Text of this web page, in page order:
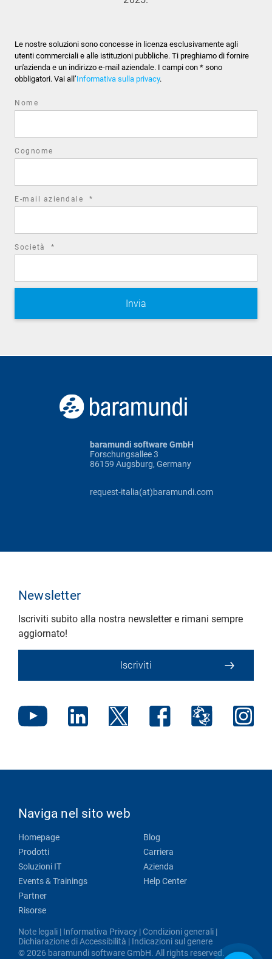
Le nostre soluzioni sono concesse in licenza esclusivamente agli
utenti commerciali e alle istituzioni pubbliche. Ti preghiamo di fornire
un'azienda e un indirizzo e-mail aziendale. I campi con * sono
obbligatori. Vai all’Informativa sulla privacy.
Nome
Cognome
E-mail aziendale *
Società *
baramundi software GmbH
Forschungsallee 3
86159 Augsburg, Germany
request-italia(at)baramundi.com
Newsletter
Iscriviti subito alla nostra newsletter e rimani sempre
aggiornato!
Iscriviti
Naviga nel sito web
Homepage
Prodotti
Soluzioni IT
Events & Trainings
Partner
Risorse
Blog
Carriera
Azienda
Help Center
Note legali | Informativa Privacy | Condizioni generali |
Dichiarazione di Accessibilità | Indicazioni sul genere
© 2026 baramundi software GmbH. All rights reserved.